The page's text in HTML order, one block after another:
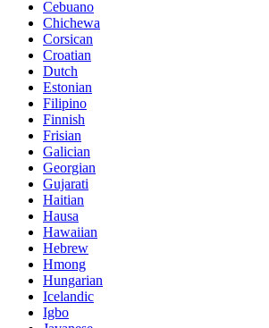
Cebuano
Chichewa
Corsican
Croatian
Dutch
Estonian
Filipino
Finnish
Frisian
Galician
Georgian
Gujarati
Haitian
Hausa
Hawaiian
Hebrew
Hmong
Hungarian
Icelandic
Igbo